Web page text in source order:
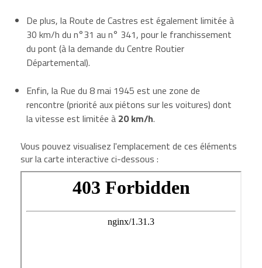
De plus, la Route de Castres est également limitée à
30 km/h du n°31 au n° 341, pour le franchissement
du pont (à la demande du Centre Routier
Départemental).
Enfin, la Rue du 8 mai 1945 est une zone de
rencontre (priorité aux piétons sur les voitures) dont
la vitesse est limitée à 20 km/h.
Vous pouvez visualisez l'emplacement de ces éléments
sur la carte interactive ci-dessous :